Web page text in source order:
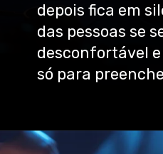
depois fica em
das pessoas se
desconfortável
só para